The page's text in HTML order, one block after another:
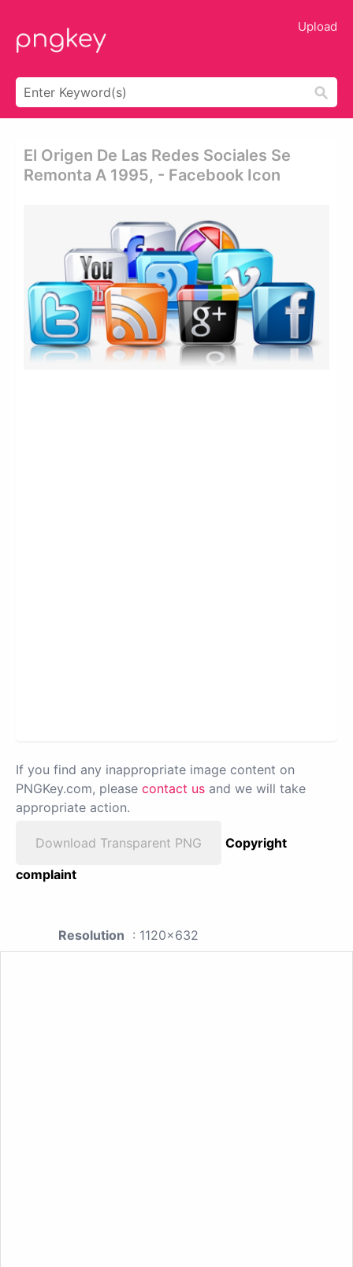
Upload
El Origen De Las Redes Sociales Se
Remonta A 1995, - Facebook Icon
If you find any inappropriate image content on
PNGKey.com, please contact us and we will take
appropriate action.
Download Transparent PNG
Copyright
complaint
Resolution : 1120x632